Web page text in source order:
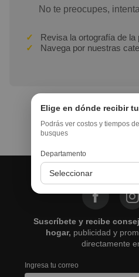
No te preocupes,
✓
Revisa la ortografía de la
✓
Navega por nuestras
Ir a
Síguenos en
Suscríbete y recibe
hogar, publicidad y
directamente
Ingresa tu correo
Elige en dónde recibir
Podrás ver costos y tiempos
busques
Departamento